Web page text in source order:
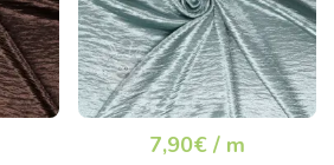
7,90€ / m